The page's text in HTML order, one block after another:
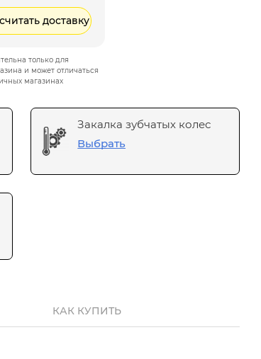
доставку
только для
и может отличаться
магазинах
Закалка зубчатых колес
Выбрать
КАК КУПИТЬ